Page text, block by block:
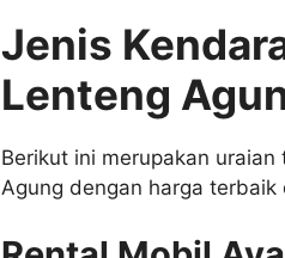
Jenis
Lenteng
Berikut ini merupakan
Agung dengan harga